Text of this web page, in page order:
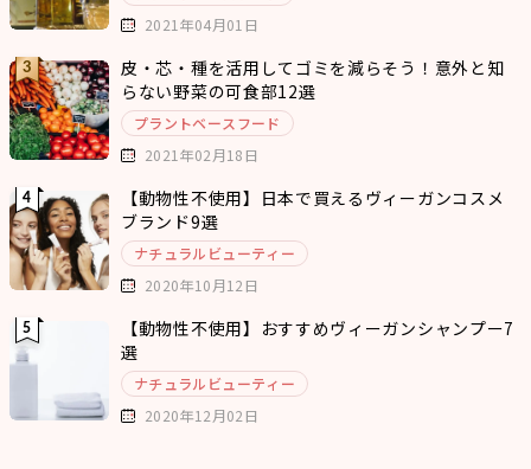
2021年04月01日
皮・芯・種を活用してゴミを減らそう！意外と知
らない野菜の可食部12選
プラントベースフード
2021年02月18日
【動物性不使用】日本で買えるヴィーガンコスメ
ブランド9選
ナチュラルビューティー
2020年10月12日
【動物性不使用】おすすめヴィーガンシャンプー7
選
ナチュラルビューティー
2020年12月02日